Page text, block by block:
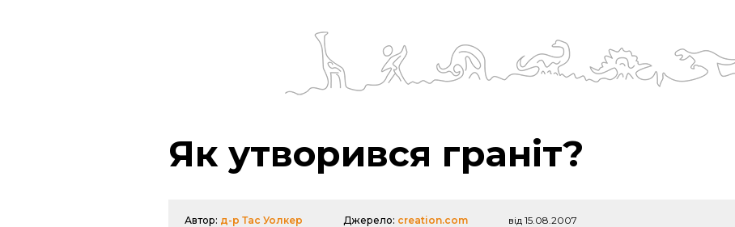
Як утворився граніт?
Автор: д-р Тас Уолкер Джерело: creation.com від 15.08.2007